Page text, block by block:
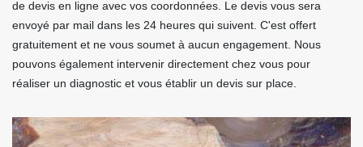
de devis en ligne avec vos coordonnées. Le devis vous sera
envoyé par mail dans les 24 heures qui suivent. C'est offert
gratuitement et ne vous soumet à aucun engagement. Nous
pouvons également intervenir directement chez vous pour
réaliser un diagnostic et vous établir un devis sur place.